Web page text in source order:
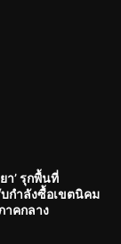
า’ รุกพื้นที่
บกำลังซื้อเขตนิคม
คกลาง